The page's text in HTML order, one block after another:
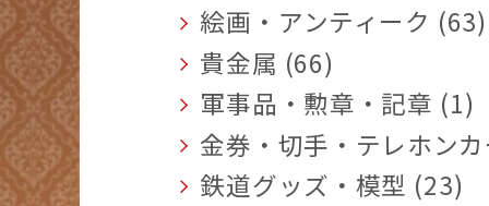
絵画・アンティーク (63)
貴金属 (66)
軍事品・勲章・記章 (1)
金券・切手・テレホン
鉄道グッズ・模型 (23)